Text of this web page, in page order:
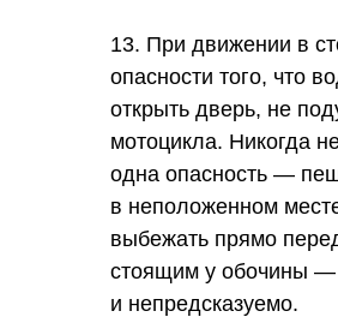
13. При движении в
опасности того, что
открыть дверь, не
мотоцикла. Никогда
одна опасность —
в неположенном
выбежать прямо
стоящим у обочины —
и непредсказуемо.